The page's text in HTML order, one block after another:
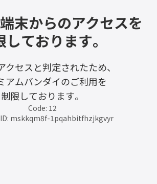
末からのアクセスを
しております。
クセスと判定されたため、
アムバンダイのご利用を
制限しております。
Code: 12
mskkqm8f-1pqahbitfhzjkgvyr